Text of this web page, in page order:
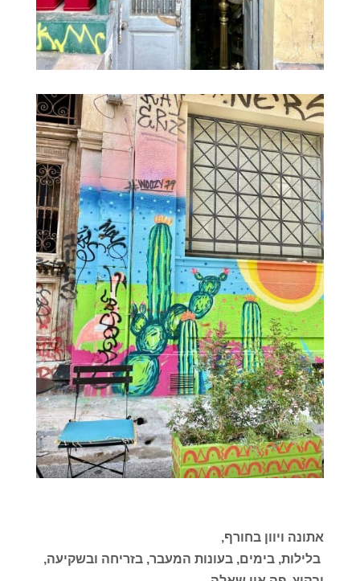
אתונה ויוון בחורף,
בלילות, בימים, בעונות המעבר, בזריחה ובשקיעה,